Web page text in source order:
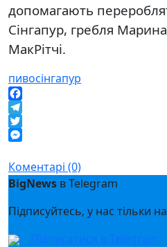
допомагають
Сінгапур, гребля
МакРітчі.
пивосінгапур
Facebook
Telegram
Twitter
Коментарі (0)
BigNews в Telegram
Підписуйтесь, у нас тільки
Підписатися в Telegram